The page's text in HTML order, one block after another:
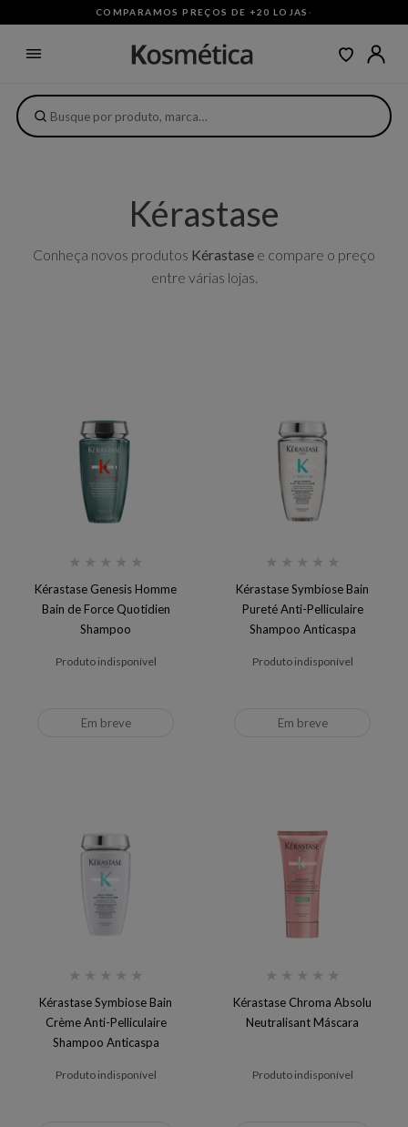
COMPARAMOS PREÇOS DE +20 LOJAS ·
Kérastase
Conheça novos produtos Kérastase e compare o preço
entre várias lojas.
★ ★ ★ ★ ★
Kérastase Genesis Homme
Bain de Force Quotidien
Shampoo
Produto indisponível
Em breve
★ ★ ★ ★ ★
Kérastase Symbiose Bain
Pureté Anti-Pelliculaire
Shampoo Anticaspa
Produto indisponível
Em breve
★ ★ ★ ★ ★
Kérastase Symbiose Bain
Crème Anti-Pelliculaire
Shampoo Anticaspa
Produto indisponível
★ ★ ★ ★ ★
Kérastase Chroma Absolu
Neutralisant Máscara
Produto indisponível